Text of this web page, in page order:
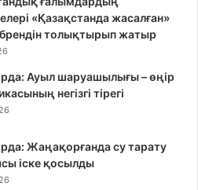
«Қазақстанда жасалған»
толықтырып жатыр
Ауыл шаруашылығы – өңір
негізгі тірегі
Жаңақорғанда су тарату
іске қосылды